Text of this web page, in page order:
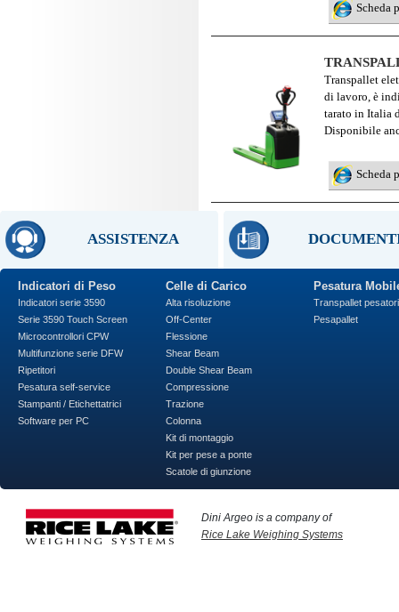
Scheda
Transpallet
di lavoro, è
tarato in Italia
Disponibile
Scheda
ASSISTENZA
Indicatori di Peso
Indicatori serie 3590
Serie 3590 Touch Screen
Microcontrollori CPW
Multifunzione serie DFW
Ripetitori
Pesatura self-service
Stampanti / Etichettatrici
Software per PC
Celle di Carico
Alta risoluzione
Off-Center
Flessione
Shear Beam
Double Shear Beam
Compressione
Trazione
Colonna
Kit di montaggio
Kit per pese a ponte
Scatole di giunzione
Pesatura
Transpallet pesatori
Pesapallet
Dini Argeo is a company of
Rice Lake Weighing Systems